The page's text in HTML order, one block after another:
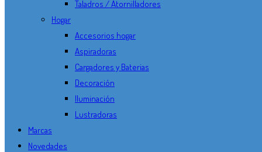
Taladros / Atornilladores
Hogar
Accesorios hogar
Aspiradoras
Cargadores y Baterias
Decoración
Iluminación
Lustradoras
Marcas
Novedades